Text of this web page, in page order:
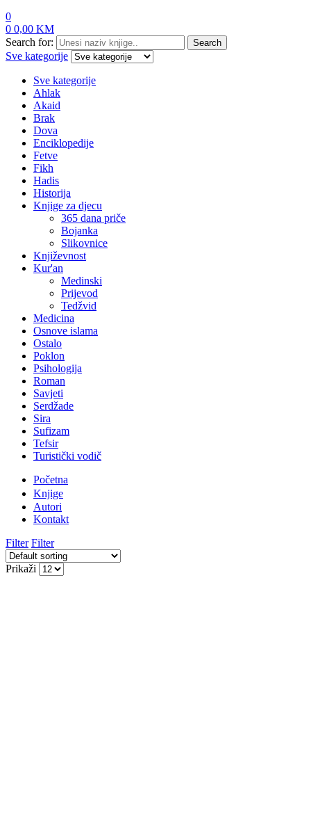
0
0 0,00 KM
Search for:
Search
Sve kategorije
Sve kategorije
Ahlak
Akaid
Brak
Dova
Enciklopedije
Fetve
Fikh
Hadis
Historija
Knjige za djecu
365 dana priče
Bojanka
Slikovnice
Književnost
Kur'an
Medinski
Prijevod
Tedžvid
Medicina
Osnove islama
Ostalo
Poklon
Psihologija
Roman
Savjeti
Serdžade
Sira
Sufizam
Tefsir
Turistički vodič
Početna
Knjige
Autori
Kontakt
Filter Filter
Prikaži